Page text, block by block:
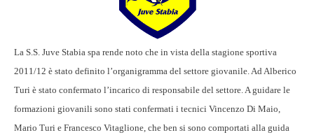
La S.S. Juve Stabia spa rende noto che in vista della stagione sportiva
2011/12 è stato definito l’organigramma del settore giovanile. Ad Alberico
Turi è stato confermato l’incarico di responsabile del settore. A guidare le
formazioni giovanili sono stati confermati i tecnici Vincenzo Di Maio,
Mario Turi e Francesco Vitaglione, che ben si sono comportati alla guida